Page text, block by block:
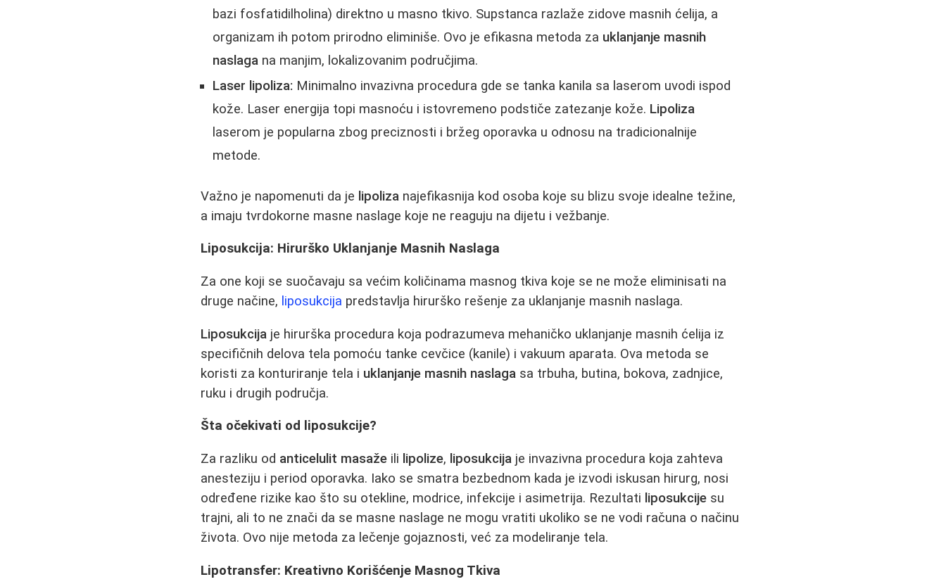
bazi fosfatidilholina) direktno u masno tkivo. Supstanca razlaže zidove masnih ćelija, a
organizam ih potom prirodno eliminiše. Ovo je efikasna metoda za uklanjanje masnih
naslaga na manjim, lokalizovanim područjima.
Laser lipoliza: Minimalno invazivna procedura gde se tanka kanila sa laserom uvodi ispod
kože. Laser energija topi masnoću i istovremeno podstiče zatezanje kože. Lipoliza
laserom je popularna zbog preciznosti i bržeg oporavka u odnosu na tradicionalnije
metode.
Važno je napomenuti da je lipoliza najefikasnija kod osoba koje su blizu svoje idealne težine,
a imaju tvrdokorne masne naslage koje ne reaguju na dijetu i vežbanje.
Liposukcija: Hirurško Uklanjanje Masnih Naslaga
Za one koji se suočavaju sa većim količinama masnog tkiva koje se ne može eliminisati na
druge načine, liposukcija predstavlja hirurško rešenje za uklanjanje masnih naslaga.
Liposukcija je hirurška procedura koja podrazumeva mehaničko uklanjanje masnih ćelija iz
specifičnih delova tela pomoću tanke cevčice (kanile) i vakuum aparata. Ova metoda se
koristi za konturiranje tela i uklanjanje masnih naslaga sa trbuha, butina, bokova, zadnjice,
ruku i drugih područja.
Šta očekivati od liposukcije?
Za razliku od anticelulit masaže ili lipolize, liposukcija je invazivna procedura koja zahteva
anesteziju i period oporavka. Iako se smatra bezbednom kada je izvodi iskusan hirurg, nosi
određene rizike kao što su otekline, modrice, infekcije i asimetrija. Rezultati liposukcije su
trajni, ali to ne znači da se masne naslage ne mogu vratiti ukoliko se ne vodi računa o načinu
života. Ovo nije metoda za lečenje gojaznosti, već za modeliranje tela.
Lipotransfer: Kreativno Korišćenje Masnog Tkiva